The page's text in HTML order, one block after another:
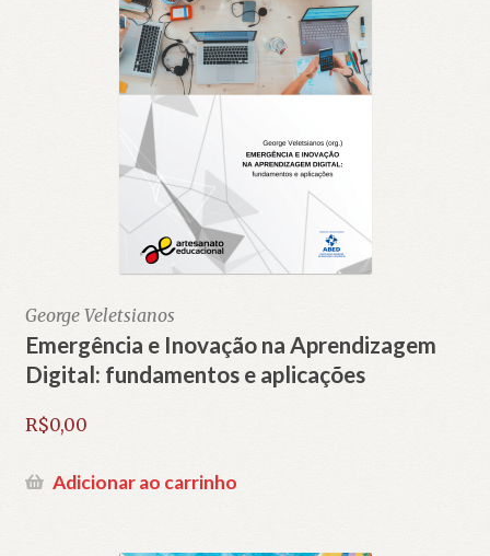
George Veletsianos
Emergência e Inovação na Aprendizagem
Digital: fundamentos e aplicações
R$0,00
Adicionar ao carrinho